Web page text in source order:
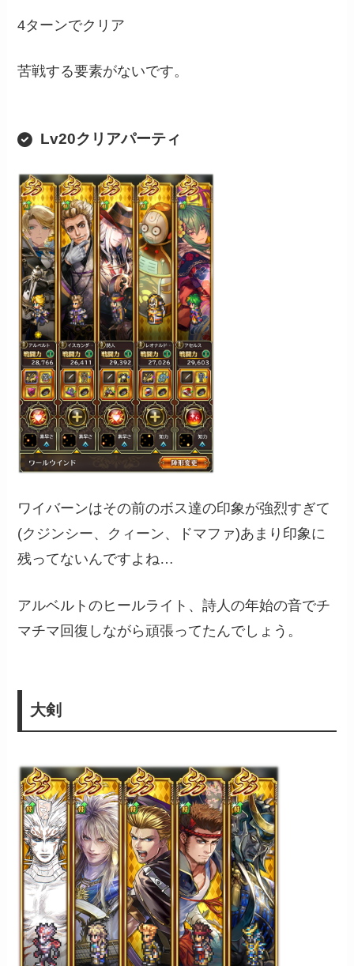
4ターンでクリア
苦戦する要素がないです。
Lv20クリアパーティ
ワイバーンはその前のボス達の印象が強烈すぎて
(クジンシー、クィーン、ドマファ)あまり印象に
残ってないんですよね…
アルベルトのヒールライト、詩人の年始の音でチ
マチマ回復しながら頑張ってたんでしょう。
大剣